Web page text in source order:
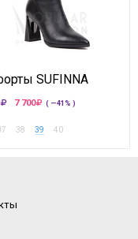
SUFINNA
7 700 ( —41% )
38 39 40